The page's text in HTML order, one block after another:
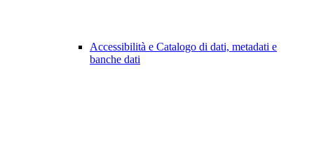
Accessibilità e Catalogo di dati, metadati e
banche dati